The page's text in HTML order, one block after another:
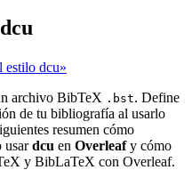
dcu
estilo dcu»
archivo BibTeX .bst. Define
de tu bibliografía al usarlo
resumen cómo
usardcu en Overleafy cómo
y BibLaTeX con Overleaf.